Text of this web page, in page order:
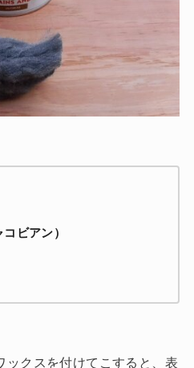
ビアン）
ックスを付けてこすると、表